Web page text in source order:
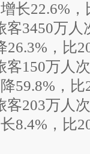
长22.6%
客3450万人
26.3%，比
客150万人
59.8%，
客203万人
8.4%，比